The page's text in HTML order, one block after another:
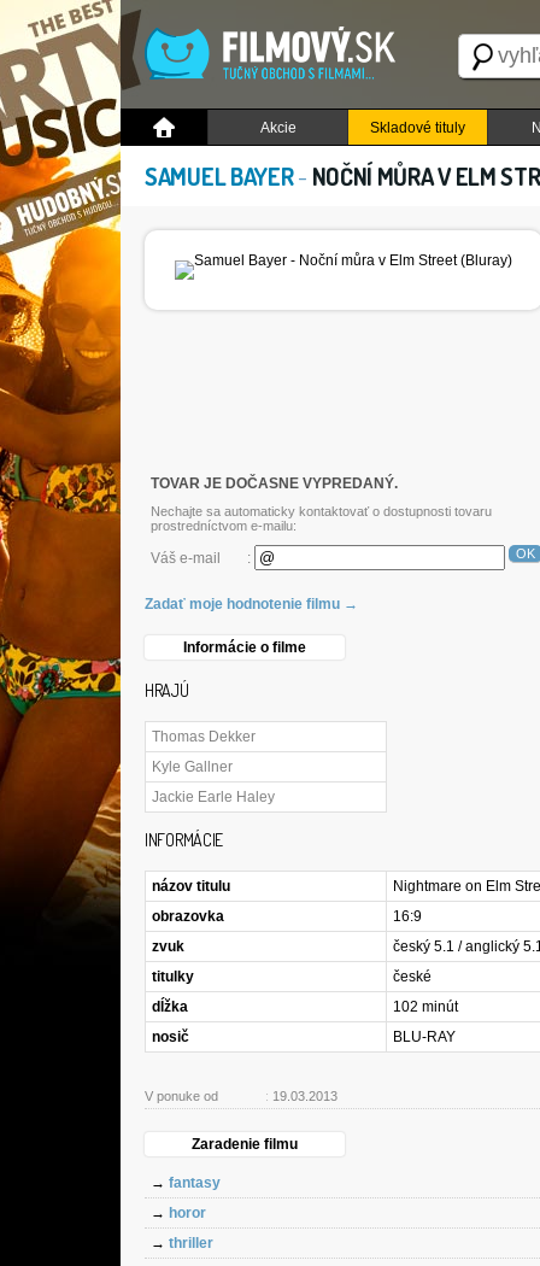
Akcie Skladové tituly
SAMUEL BAYER- NOČNÍ MŮRA V ELM
TOVAR JE DOČASNE VYPREDANÝ.
Nechajte sa automaticky kontaktovať o dostupnosti tovaru
prostredníctvom e-mailu:
Váš e-mail : OK
Zadať moje hodnotenie filmu →
Informácie o filme
HRAJÚ
Thomas Dekker
Kyle Gallner
Jackie Earle Haley
INFORMÁCIE
názov titulu
Nightmare on Elm
obrazovka
16:9
zvuk
český 5.1 / anglický
titulky
české
dĺžka
102 minút
nosič
BLU-RAY
V ponuke od : 19.03.2013
Zaradenie filmu
→ fantasy
→ horor
→ thriller